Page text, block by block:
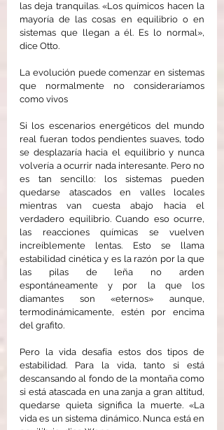
las deja tranquilas. «Los químicos hacen la
mayoría de las cosas en equilibrio o en
sistemas que llegan a él. Es lo normal»,
dice Otto.
La evolución puede comenzar en sistemas
que normalmente no consideraríamos
como vivos
Si los escenarios energéticos del mundo
real fueran todos pendientes suaves, todo
se desplazaría hacia el equilibrio y nunca
volvería a ocurrir nada interesante. Pero no
es tan sencillo: los sistemas pueden
quedarse atascados en valles locales
mientras van cuesta abajo hacia el
verdadero equilibrio. Cuando eso ocurre,
las reacciones químicas se vuelven
increíblemente lentas. Esto se llama
estabilidad cinética y es la razón por la que
las pilas de leña no arden
espontáneamente y por la que los
diamantes son «eternos» aunque,
termodinámicamente, estén por encima
del grafito.
Pero la vida desafía estos dos tipos de
estabilidad. Para la vida, tanto si está
descansando al fondo de la montaña como
si está atascada en una zanja a gran altitud,
quedarse quieta significa la muerte. «La
vida es un sistema dinámico. Nunca está en